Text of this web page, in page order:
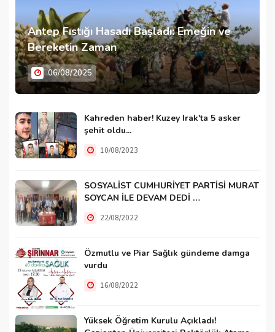
Antep Fıstığı Hasadı Başladı: Emeğin ve
Bereketin Zaman
06/08/2025
Kahreden haber! Kuzey Irak'ta 5 asker
şehit oldu...
10/08/2023
SOSYALİST CUMHURİYET PARTİSİ MURAT
SOYCAN İLE DEVAM DEDİ …
22/08/2022
Özmutlu ve Piar Sağlık gündeme damga
vurdu
16/08/2022
Yüksek Öğretim Kurulu Açıkladı!